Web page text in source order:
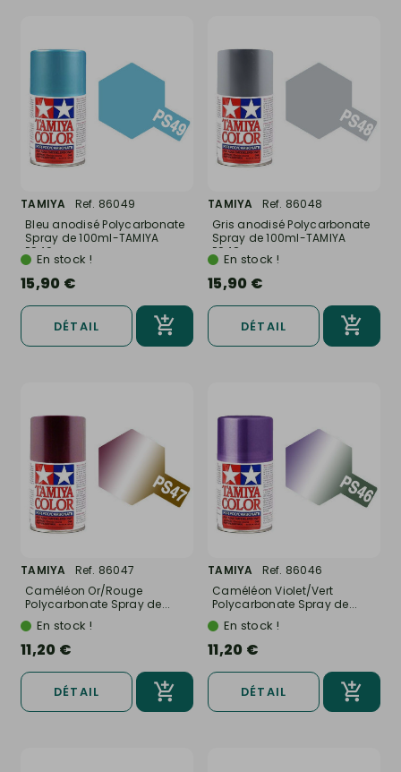
TAMIYA
Ref. 86049
Bleu anodisé Polycarbonate
Spray de 100ml-TAMIYA
PS49En stock !
15,90 €
DÉTAIL
TAMIYA
Ref. 86048
Gris anodisé Polycarbonate
Spray de 100ml-TAMIYA
PS48En stock !
15,90 €
DÉTAIL
TAMIYA
Ref. 86047
Caméléon Or/Rouge
Polycarbonate Spray de...
En stock !
11,20 €
DÉTAIL
TAMIYA
Ref. 86046
Caméléon Violet/Vert
Polycarbonate Spray de...
En stock !
11,20 €
DÉTAIL